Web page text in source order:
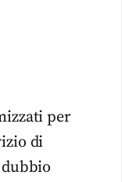
per
di
dubbio